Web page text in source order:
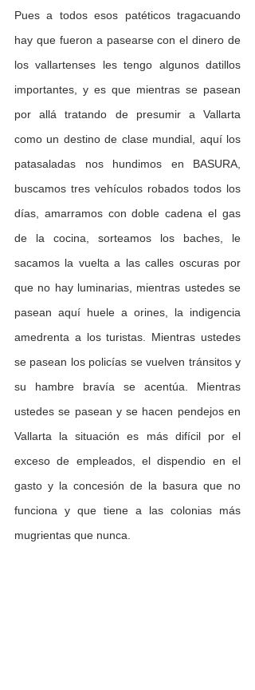
Pues a todos esos patéticos tragacuando
hay que fueron a pasearse con el dinero de
los vallartenses les tengo algunos datillos
importantes, y es que mientras se pasean
por allá tratando de presumir a Vallarta
como un destino de clase mundial, aquí los
patasaladas nos hundimos en BASURA,
buscamos tres vehículos robados todos los
días, amarramos con doble cadena el gas
de la cocina, sorteamos los baches, le
sacamos la vuelta a las calles oscuras por
que no hay luminarias, mientras ustedes se
pasean aquí huele a orines, la indigencia
amedrenta a los turistas. Mientras ustedes
se pasean los policías se vuelven tránsitos y
su hambre bravía se acentúa. Mientras
ustedes se pasean y se hacen pendejos en
Vallarta la situación es más difícil por el
exceso de empleados, el dispendio en el
gasto y la concesión de la basura que no
funciona y que tiene a las colonias más
mugrientas que nunca.